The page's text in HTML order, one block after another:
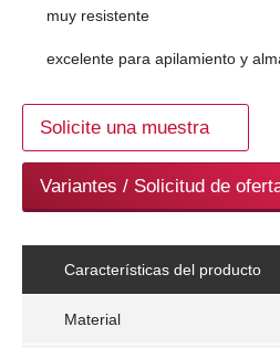
muy resistente
excelente para apilamiento y
Solicite una muestra
Variantes / Solicitud de
Características del producto
Material